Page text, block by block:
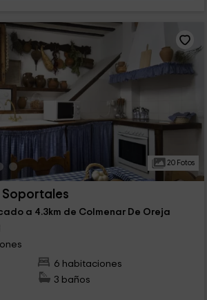
20 Fotos
Soportales
a 4.3km de Colmenar De Oreja
6 habitaciones
3 baños